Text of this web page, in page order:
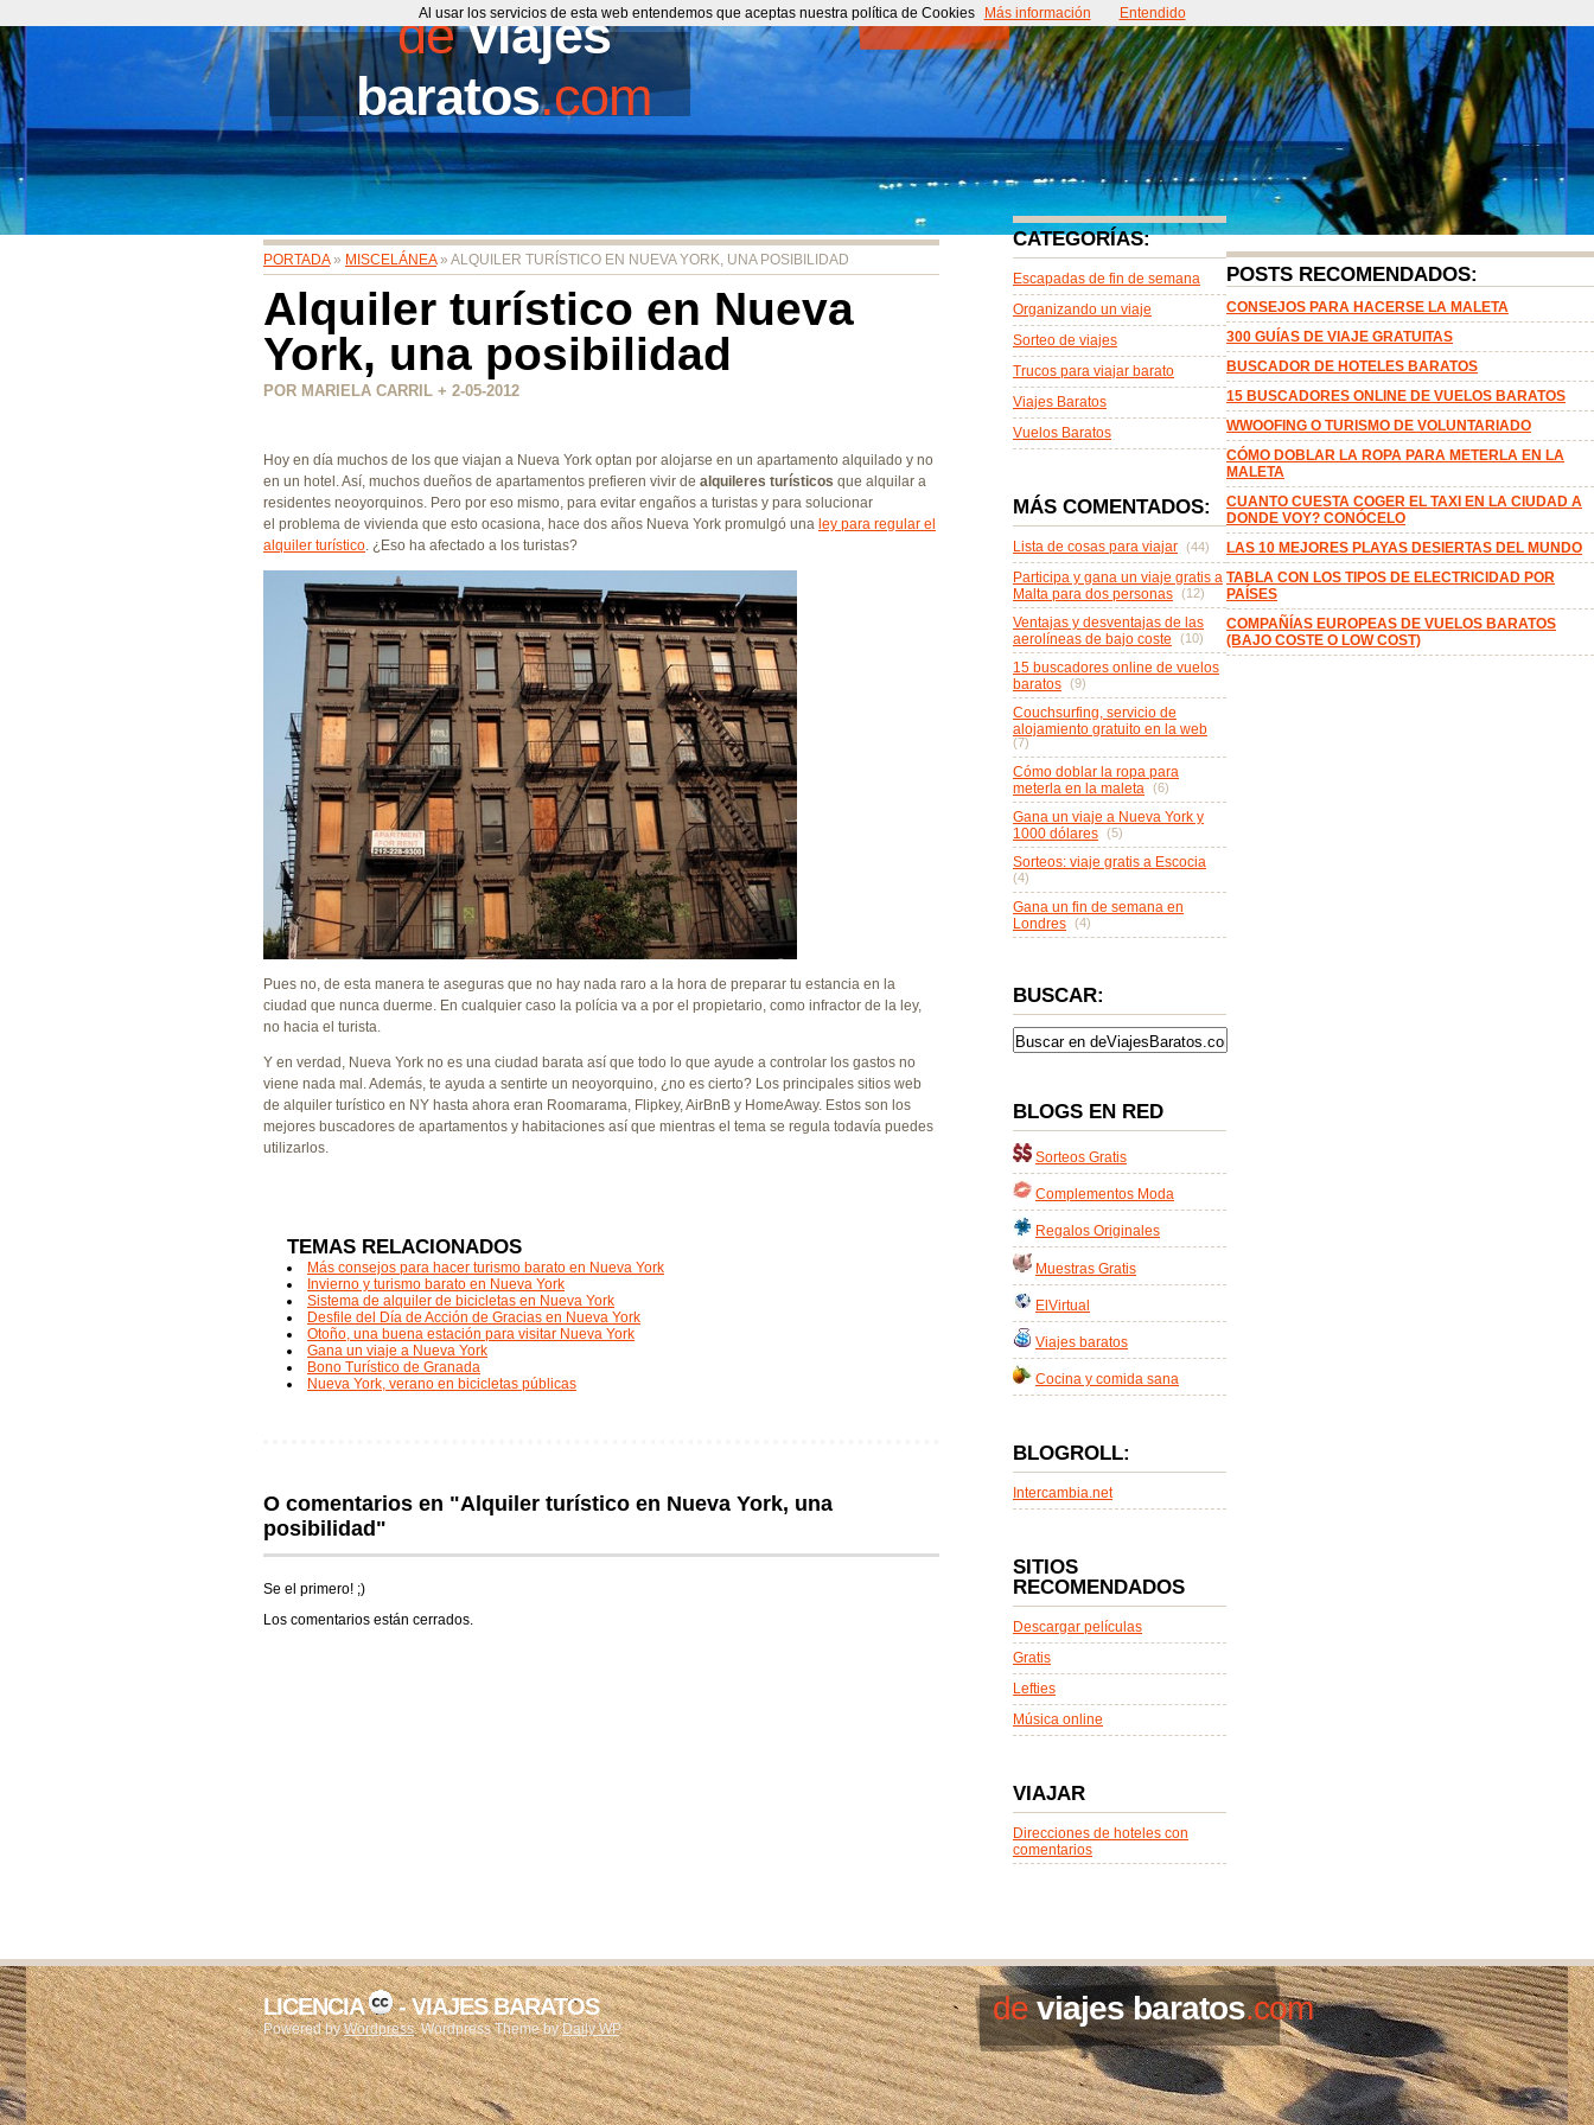
deviajes
baratos.com
Portada Contacto Acerca de
PORTADA» MISCELÁNEA» ALQUILER TURÍSTICO EN NUEVA YORK, UNA POSIBILIDAD
Alquiler turístico en Nueva
York, una posibilidad
POR MARIELA CARRIL + 2-05-2012
Hoy en día muchos de los que viajan a Nueva York optan por alojarse en un apartamento alquilado y no
en un hotel. Así, muchos dueños de apartamentos prefieren vivir de alquileres turísticos que alquilar a
residentes neoyorquinos. Pero por eso mismo, para evitar engaños a turistas y para solucionar
el problema de vivienda que esto ocasiona, hace dos años Nueva York promulgó una ley para regular el
alquiler turístico. ¿Eso ha afectado a los turistas?
Pues no, de esta manera te aseguras que no hay nada raro a la hora de preparar tu estancia en la
ciudad que nunca duerme. En cualquier caso la polícia va a por el propietario, como infractor de la ley,
no hacia el turista.
Y en verdad, Nueva York no es una ciudad barata así que todo lo que ayude a controlar los gastos no
viene nada mal. Además, te ayuda a sentirte un neoyorquino, ¿no es cierto? Los principales sitios web
de alquiler turístico en NY hasta ahora eran Roomarama, Flipkey, AirBnB y HomeAway. Estos son los
mejores buscadores de apartamentos y habitaciones así que mientras el tema se regula todavía puedes
utilizarlos.
TEMAS RELACIONADOS
Más consejos para hacer turismo barato en Nueva York
Invierno y turismo barato en Nueva York
Sistema de alquiler de bicicletas en Nueva York
Desfile del Día de Acción de Gracias en Nueva York
Otoño, una buena estación para visitar Nueva York
Gana un viaje a Nueva York
Bono Turístico de Granada
Nueva York, verano en bicicletas públicas
O comentarios en "Alquiler turístico en Nueva York, una
posibilidad"
Se el primero! ;)
Los comentarios están cerrados.
POSTS RECOMENDADOS:
CONSEJOS PARA HACERSE LA MALETA
300 GUÍAS DE VIAJE GRATUITAS
BUSCADOR DE HOTELES BARATOS
15 BUSCADORES ONLINE DE VUELOS BARATOS
WWOOFING O TURISMO DE VOLUNTARIADO
CÓMO DOBLAR LA ROPA PARA METERLA EN LA
MALETA
CUANTO CUESTA COGER EL TAXI EN LA CIUDAD A
DONDE VOY? CONÓCELO
LAS 10 MEJORES PLAYAS DESIERTAS DEL MUNDO
TABLA CON LOS TIPOS DE ELECTRICIDAD POR
PAÍSES
COMPAÑÍAS EUROPEAS DE VUELOS BARATOS
(BAJO COSTE O LOW COST)
CATEGORÍAS:
Escapadas de fin de semana
Organizando un viaje
Sorteo de viajes
Trucos para viajar barato
Viajes Baratos
Vuelos Baratos
MÁS COMENTADOS:
Lista de cosas para viajar (44)
Participa y gana un viaje gratis a
Malta para dos personas (12)
Ventajas y desventajas de las
aerolíneas de bajo coste (10)
15 buscadores online de vuelos
baratos (9)
Couchsurfing, servicio de
alojamiento gratuito en la web
(7)
Cómo doblar la ropa para
meterla en la maleta (6)
Gana un viaje a Nueva York y
1000 dólares (5)
Sorteos: viaje gratis a Escocia
(4)
Gana un fin de semana en
Londres (4)
BUSCAR:
BLOGS EN RED
Sorteos Gratis
Complementos Moda
Regalos Originales
Muestras Gratis
ElVirtual
Viajes baratos
Cocina y comida sana
BLOGROLL:
Intercambia.net
SITIOS
RECOMENDADOS
Descargar películas
Gratis
Lefties
Música online
VIAJAR
Direcciones de hoteles con
comentarios
LICENCIA - VIAJES BARATOS
Powered byWordpress. Wordpress Theme byDaily WP.
de viajes baratos.com
Al usar los servicios de esta web entendemos que aceptas nuestra política de Cookies Más información Entendido